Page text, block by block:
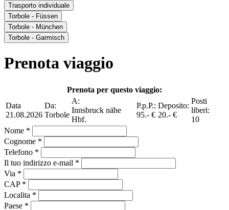
Trasporto individuale
Torbole - Füssen
Torbole - München
Torbole - Garmisch
Prenota viaggio
Prenota per questo viaggio:
Data
21.08.2026
Da:
Torbole
A:
Innsbruck nähe
Hbf.
P.p.P.:
95.- €
Deposito:
20.- €
Posti
liberi:
10
Nome *
Cognome *
Telefono *
Il tuo indirizzo e-mail *
Via *
CAP *
Localita *
Paese *